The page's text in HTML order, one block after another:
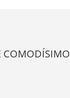
COMODÍSIMO